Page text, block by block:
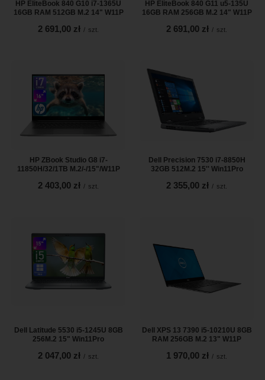
HP EliteBook 840 G10 i7-1365U
16GB RAM 512GB M.2 14" W11P
2 691,00 zł / szt.
HP EliteBook 840 G11 u5-135U
16GB RAM 256GB M.2 14" W11P
2 691,00 zł / szt.
HP ZBook Studio G8 i7-
11850H/32/1TB M.2/-/15"/W11P
2 403,00 zł / szt.
Dell Precision 7530 i7-8850H
32GB 512M.2 15'' Win11Pro
2 355,00 zł / szt.
Dell Latitude 5530 i5-1245U 8GB
256M.2 15" Win11Pro
2 047,00 zł / szt.
Dell XPS 13 7390 i5-10210U 8GB
RAM 256GB M.2 13" W11P
1 970,00 zł / szt.